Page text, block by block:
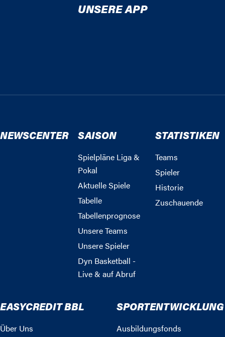
UNSERE APP
NEWSCENTER SAISON
Spielpläne Liga &
Pokal
Aktuelle Spiele
Tabelle
Tabellenprognose
Unsere Teams
Unsere Spieler
Dyn Basketball -
Live & auf Abruf
STATISTIKEN
Teams
Spieler
Historie
Zuschauende
EASYCREDIT BBL
Über Uns
SPORTENTWICKLUNG
Ausbildungsfonds